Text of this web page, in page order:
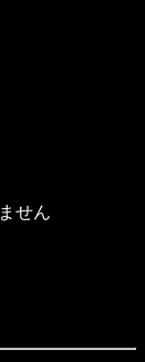
せん